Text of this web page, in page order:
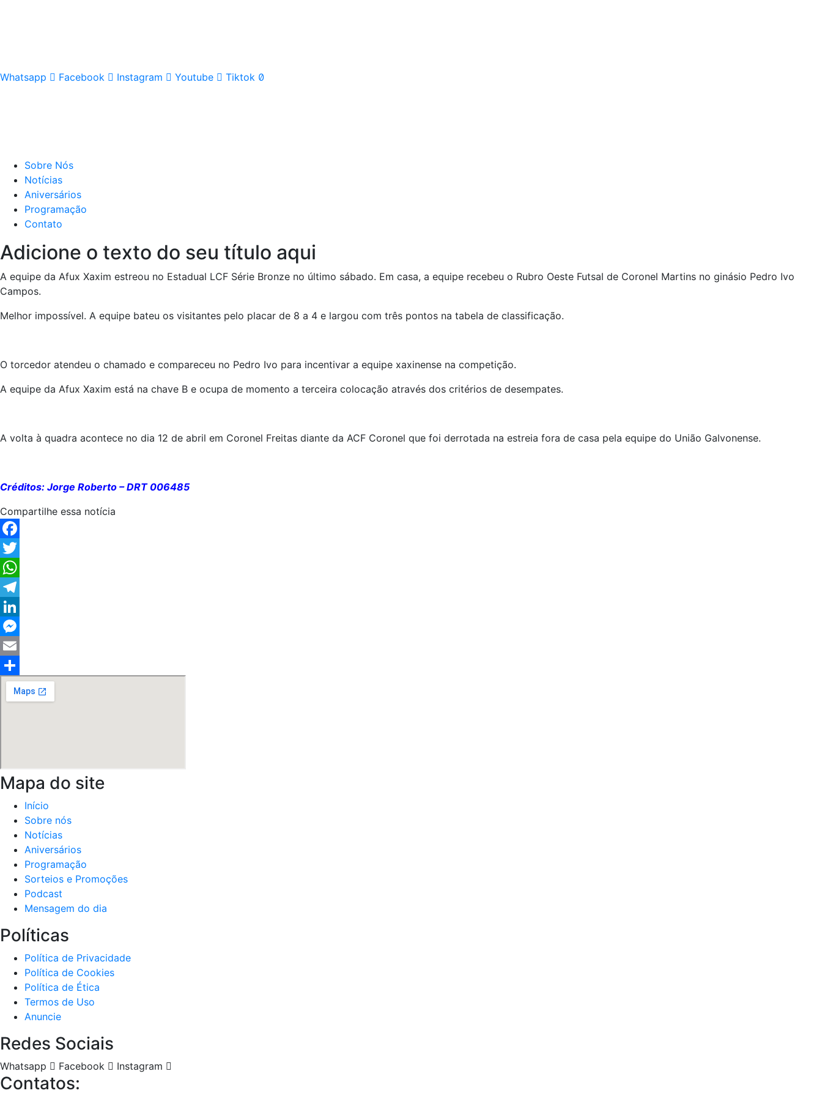
Whatsapp Facebook Instagram Youtube Tiktok
Sobre Nós
Notícias
Aniversários
Programação
Contato
Adicione o texto do seu título aqui
A equipe da Afux Xaxim estreou no Estadual LCF Série Bronze no último sábado. Em casa, a equipe recebeu o Rubro Oeste Futsal de Coronel Martins no ginásio Pedro Ivo
Campos.
Melhor impossível. A equipe bateu os visitantes pelo placar de 8 a 4 e largou com três pontos na tabela de classificação.
O torcedor atendeu o chamado e compareceu no Pedro Ivo para incentivar a equipe xaxinense na competição.
A equipe da Afux Xaxim está na chave B e ocupa de momento a terceira colocação através dos critérios de desempates.
A volta à quadra acontece no dia 12 de abril em Coronel Freitas diante da ACF Coronel que foi derrotada na estreia fora de casa pela equipe do União Galvonense.
Créditos: Jorge Roberto – DRT 006485
Compartilhe essa notícia
Facebook
Twitter
WhatsApp
Telegram
LinkedIn
Messenger
Email
Share
Mapa do site
Início
Sobre nós
Notícias
Aniversários
Programação
Sorteios e Promoções
Podcast
Mensagem do dia
Políticas
Política de Privacidade
Política de Cookies
Política de Ética
Termos de Uso
Anuncie
Redes Sociais
Whatsapp Facebook Instagram
Contatos: